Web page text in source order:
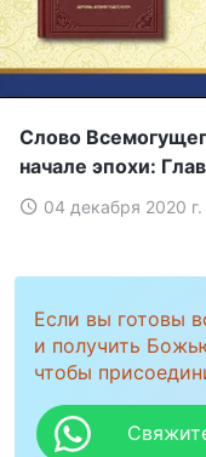
Слово
начале эпохи:
04 декабря 2020 г.
Если вы готовы
и получить
чтобы